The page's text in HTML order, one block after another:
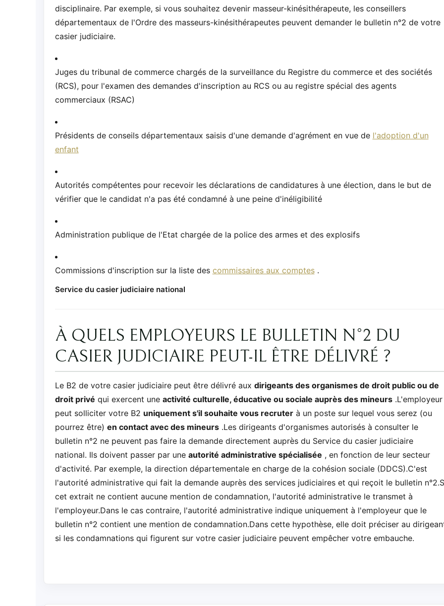
disciplinaire. Par exemple, si vous souhaitez devenir masseur-kinésithérapeute, les conseillers
départementaux de l'Ordre des masseurs-kinésithérapeutes peuvent demander le bulletin n°2 de votre
casier judiciaire.
Juges du tribunal de commerce chargés de la surveillance du Registre du commerce et des sociétés
(RCS), pour l'examen des demandes d'inscription au RCS ou au registre spécial des agents
commerciaux (RSAC)
Présidents de conseils départementaux saisis d'une demande d'agrément en vue de l'adoption d'un
enfant
Autorités compétentes pour recevoir les déclarations de candidatures à une élection, dans le but de
vérifier que le candidat n'a pas été condamné à une peine d'inéligibilité
Administration publique de l'Etat chargée de la police des armes et des explosifs
Commissions d'inscription sur la liste des commissaires aux comptes.
Service du casier judiciaire national
À QUELS EMPLOYEURS LE BULLETIN N°2 DU
CASIER JUDICIAIRE PEUT-IL ÊTRE DÉLIVRÉ ?
Le B2 de votre casier judiciaire peut être délivré aux dirigeants des organismes de droit public ou de
droit privé qui exercent une activité culturelle, éducative ou sociale auprès des mineurs.L'employeur
peut solliciter votre B2 uniquement s'il souhaite vous recruterà un poste sur lequel vous serez (ou
pourrez être) en contact avec des mineurs.Les dirigeants d'organismes autorisés à consulter le
bulletin n°2 ne peuvent pas faire la demande directement auprès du Service du casier judiciaire
national. Ils doivent passer par une autorité administrative spécialisée , en fonction de leur secteur
d'activité. Par exemple, la direction départementale en charge de la cohésion sociale (DDCS).C'est
l'autorité administrative qui fait la demande auprès des services judiciaires et qui reçoit le bulletin
cet extrait ne contient aucune mention de condamnation, l'autorité administrative le transmet à
l'employeur.Dans le cas contraire, l'autorité administrative indique uniquement à l'employeur que le
bulletin n°2 contient une mention de condamnation.Dans cette hypothèse, elle doit préciser au
si les condamnations qui figurent sur votre casier judiciaire peuvent empêcher votre embauche.